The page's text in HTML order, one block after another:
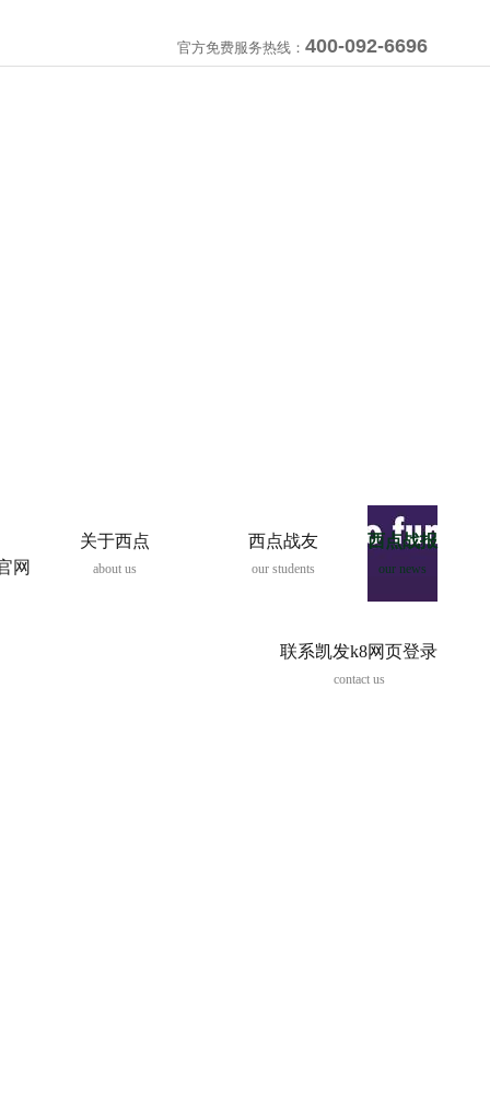
官方免费服务热线： 400-092-6696
网
关于西点
about us
西点战友
our students
西点战报
our news
联系凯发k8网页登录
contact us